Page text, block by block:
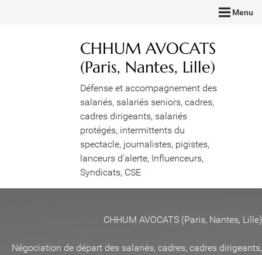
Menu
CHHUM AVOCATS
(Paris, Nantes, Lille)
Défense et accompagnement des
salariés, salariés seniors, cadres,
cadres dirigeants, salariés
protégés, intermittents du
spectacle, journalistes, pigistes,
lanceurs d'alerte, Influenceurs,
Syndicats, CSE
CHHUM AVOCATS (Paris, Nantes, Lille)
Négociation de départ des salariés, cadres, cadres dirigeants,